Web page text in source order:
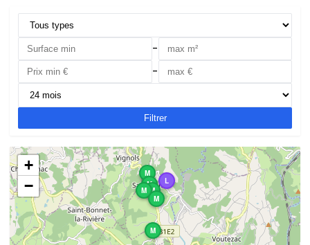
-
-
Filtrer
L
M
M
M
M
M
M
+
−